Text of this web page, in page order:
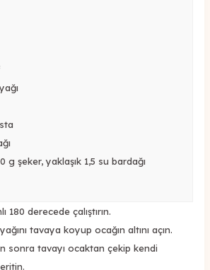
g şeker, yaklaşık 1,5 su bardağı
180 derecede çalıştırın.
tavaya koyup ocağın altını açın.
sonra tavayı ocaktan çekip kendi